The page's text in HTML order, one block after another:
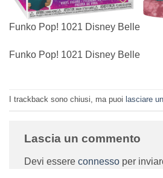
Funko Pop! 1021 Disney Belle
Funko Pop! 1021 Disney Belle
I trackback sono chiusi, ma puoi lasciare
Lascia un commento
Devi essere connesso per